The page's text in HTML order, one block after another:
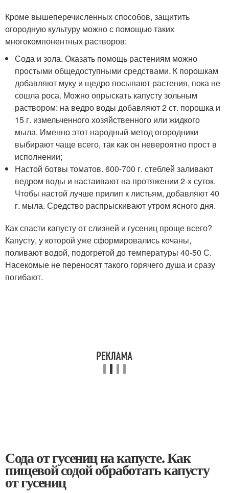
Кроме вышеперечисленных способов, защитить
огородную культуру можно с помощью таких
многокомпонентных растворов:
Сода и зола. Оказать помощь растениям можно
простыми общедоступными средствами. К порошкам
добавляют муку и щедро посыпают растения, пока не
сошла роса. Можно опрыскать капусту зольным
раствором: на ведро воды добавляют 2 ст. порошка и
15 г. измельченного хозяйственного или жидкого
мыла. Именно этот народный метод огородники
выбирают чаще всего, так как он невероятно прост в
исполнении;
Настой ботвы томатов. 600-700 г. стеблей заливают
ведром воды и настаивают на протяжении 2-х суток.
Чтобы настой лучше прилип к листьям, добавляют 40
г. мыла. Средство распрыскивают утром ясного дня.
Как спасти капусту от слизней и гусениц проще всего?
Капусту, у которой уже сформировались кочаны,
поливают водой, подогретой до температуры 40-50 С.
Насекомые не переносят такого горячего душа и сразу
погибают.
Сода от гусениц на капусте. Как
пищевой содой обработать капусту
от гусениц